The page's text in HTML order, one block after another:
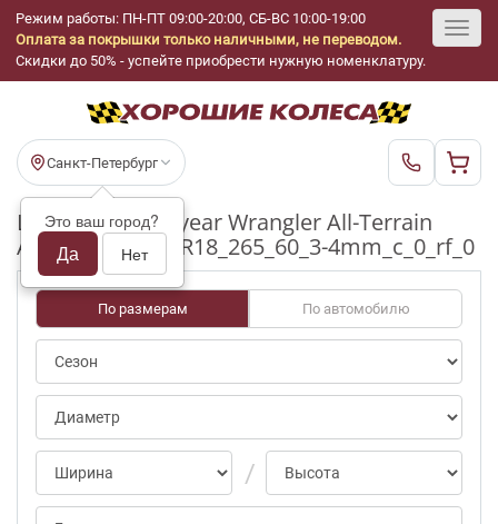
Режим работы: ПН-ПТ 09:00-20:00, СБ-ВС 10:00-19:00
Оплата за покрышки только наличными, не переводом.
Скидки до 50% - успейте приобрести нужную номенклатуру.
Санкт-Петербург
Это ваш город?
Да Нет
Шины бу Goodyear Wrangler All-Terrain
Adventure ap/0 R18_265_60_3-4mm_c_0_rf_0
По размерам По автомобилю